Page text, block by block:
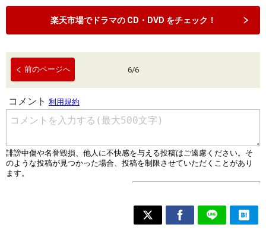
楽天市場でドラマの CD・DVD をチェック！
前のページへ 6/6